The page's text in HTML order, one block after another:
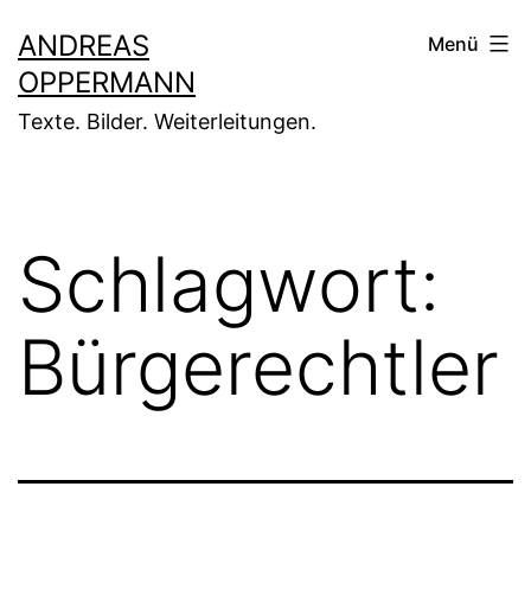
Inhalt
springen
ANDREAS
OPPERMANN
Texte. Bilder. Weiterleitungen.
Menü
Schlagwort:
Bürgerechtler